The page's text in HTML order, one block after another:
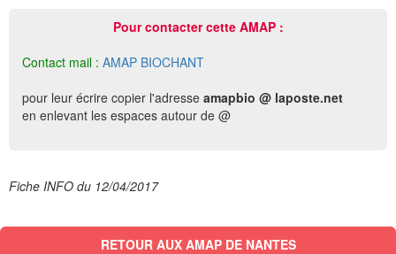
Pour contacter cette AMAP :
Contact mail : AMAP BIOCHANT
pour leur écrire copier l'adresse amapbio @ laposte.net
en enlevant les espaces autour de @
Fiche INFO du 12/04/2017
RETOUR AUX AMAP DE NANTES